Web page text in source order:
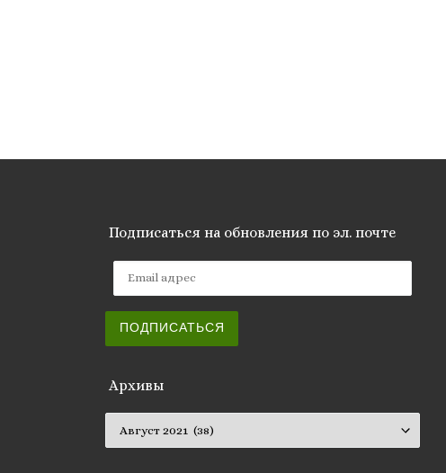
Подписаться на обновления по эл. почте
ПОДПИСАТЬСЯ
Архивы